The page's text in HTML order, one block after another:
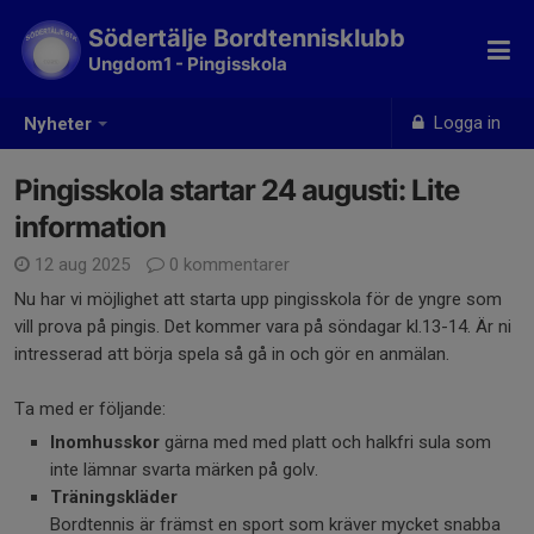
Nyheter Logga in
Södertälje Bordtennisklubb
Ungdom1 - Pingisskola
Pingisskola startar 24 augusti: Lite
information
12 aug 2025
0 kommentarer
Nu har vi möjlighet att starta upp pingisskola för de yngre som
vill prova på pingis. Det kommer vara på söndagar kl.13-14. Är ni
intresserad att börja spela så gå in och gör en anmälan.
Ta med er följande:
Inomhusskor gärna med med platt och halkfri sula som
inte lämnar svarta märken på golv.
Träningskläder
Bordtennis är främst en sport som kräver mycket snabba